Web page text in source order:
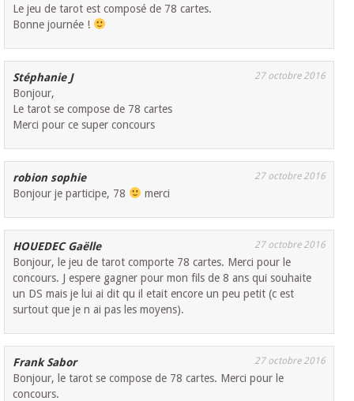
Le jeu de tarot est composé de 78 cartes.
Bonne journée !
Stéphanie J 27 octobre 2016
Bonjour,
Le tarot se compose de 78 cartes
Merci pour ce super concours
robion sophie 27 octobre 2016
Bonjour je participe, 78 merci
HOUEDEC Gaëlle 27 octobre 2016
Bonjour, le jeu de tarot comporte 78 cartes. Merci pour le
concours. J espere gagner pour mon fils de 8 ans qui souhaite
un DS mais je lui ai dit qu il etait encore un peu petit (c est
surtout que je n ai pas les moyens).
Frank Sabor 27 octobre 2016
Bonjour, le tarot se compose de 78 cartes. Merci pour le
concours.